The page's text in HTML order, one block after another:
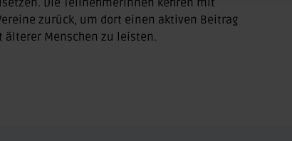
Die Teilnehmerinnen kehren mit
zurück, um dort einen aktiven Beitrag
älterer Menschen zu leisten.